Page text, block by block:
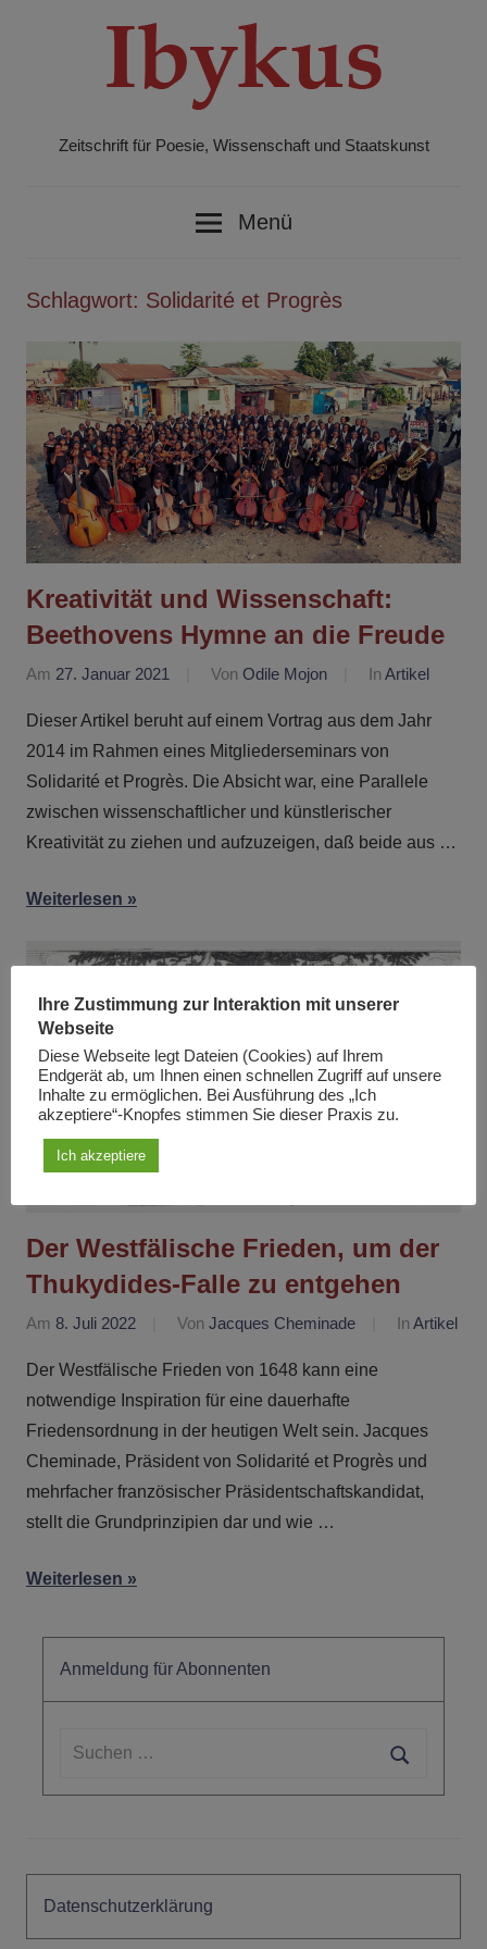
Zeitschrift für Poesie, Wissenschaft und Staatskunst
Menü
Schlagwort: Solidarité et Progrès
Kreativität und Wissenschaft:
Beethovens Hymne an die Freude
Am 27. Januar 2021 Von Odile Mojon In Artikel
Dieser Artikel beruht auf einem Vortrag aus dem Jahr
2014 im Rahmen eines Mitgliederseminars von
Solidarité et Progrès. Die Absicht war, eine Parallele
zwischen wissenschaftlicher und künstlerischer
Kreativität zu ziehen und aufzuzeigen, daß beide aus …
Weiterlesen
Der Westfälische Frieden, um der
Thukydides-Falle zu entgehen
Am 8. Juli 2022 Von Jacques Cheminade In Artikel
Der Westfälische Frieden von 1648 kann eine
notwendige Inspiration für eine dauerhafte
Friedensordnung in der heutigen Welt sein. Jacques
Cheminade, Präsident von Solidarité et Progrès und
mehrfacher französischer Präsidentschaftskandidat,
stellt die Grundprinzipien dar und wie …
Weiterlesen
Anmeldung für Abonnenten
Suchen
Suchen
Datenschutzerklärung
Ihre Zustimmung zur Interaktion mit unserer
Webseite
Diese Webseite legt Dateien (Cookies) auf Ihrem
Endgerät ab, um Ihnen einen schnellen Zugriff auf unsere
Inhalte zu ermöglichen. Bei Ausführung des „Ich
akzeptiere“-Knopfes stimmen Sie dieser Praxis zu.
Ich akzeptiere